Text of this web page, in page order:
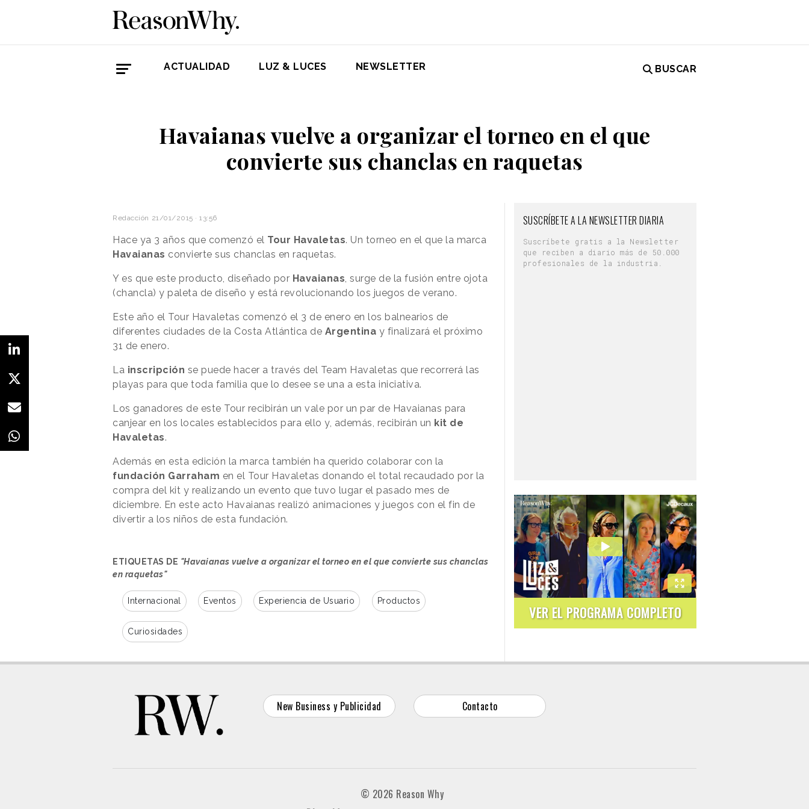
ACTUALIDAD LUZ & LUCES NEWSLETTER BUSCAR
Havaianas vuelve a organizar el torneo en el que
convierte sus chanclas en raquetas
Redacción 21/01/2015 · 13:56
Hace ya 3 años que comenzó el Tour Havaletas. Un torneo en el que la marca
Havaianas convierte sus chanclas en raquetas.
Y es que este producto, diseñado por Havaianas , surge de la fusión entre ojota
(chancla) y paleta de diseño y está revolucionando los juegos de verano.
Este año el Tour Havaletas comenzó el 3 de enero en los balnearios de
diferentes ciudades de la Costa Atlántica de Argentina y finalizará el próximo
31 de enero.
La inscripción se puede hacer a través del Team Havaletas que recorrerá las
playas para que toda familia que lo desee se una a esta iniciativa.
Los ganadores de este Tour recibirán un vale por un par de Havaianas para
canjear en los locales establecidos para ello y, además, recibirán un kit de
Havaletas.
Además en esta edición la marca también ha querido colaborar con la
fundación Garraham en el Tour Havaletas donando el total recaudado por la
compra del kit y realizando un evento que tuvo lugar el pasado mes de
diciembre. En este acto Havaianas realizó animaciones y juegos con el fin de
divertir a los niños de esta fundación.
ETIQUETAS DE "Havaianas vuelve a organizar el torneo en el que convierte sus chanclas
en raquetas"
Internacional Eventos Experiencia de Usuario Productos
Curiosidades
SUSCRÍBETE A LA NEWSLETTER DIARIA
Suscríbete gratis a la Newsletter
que reciben a diario más de 50.000
profesionales de la industria.
VER EL PROGRAMA COMPLETO
New Business y Publicidad Contacto
© 2026 Reason Why